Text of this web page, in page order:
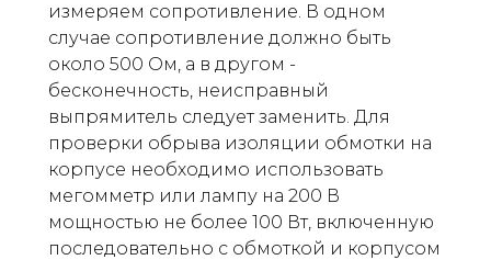
измеряем сопротивление. В одном
случае сопротивление должно быть
около 500 Ом, а в другом -
бесконечность, неисправный
выпрямитель следует заменить. Для
проверки обрыва изоляции обмотки на
корпусе необходимо использовать
мегомметр или лампу на 200 В
мощностью не более 100 Вт, включенную
последовательно с обмоткой и корпусом